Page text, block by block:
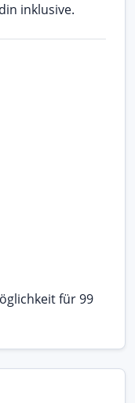
inklusive.
für 99